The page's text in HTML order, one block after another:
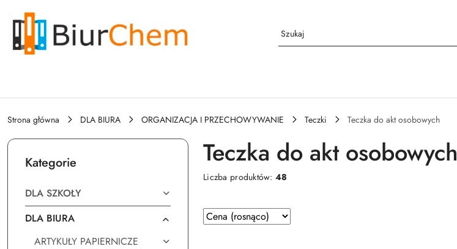
Przejdź do treści głównej
Przejdź do wyszukiwarki
Przejdź do moje konto
Przejdź do menu głównego
Przejdź do stopki
Strona główna DLA BIURA ORGANIZACJA I PRZECHOWYWANIE Teczki Teczka do akt osobowych
Kategorie
DLA SZKOŁY
DLA BIURA
ARTYKUŁY PAPIERNICZE
Teczka do akt osobowych
Liczba produktów:48
Zastosowano
sortowanie:
Sortuj
według